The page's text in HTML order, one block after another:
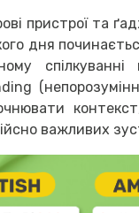
пристрої та
дня
важливих